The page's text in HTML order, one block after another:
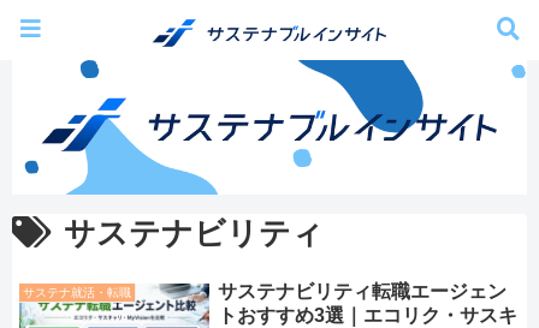
サステナビリティ
サステナ就活・転職
サステナビリティ転職エージェン
トおすすめ3選｜エコリク・サスキ